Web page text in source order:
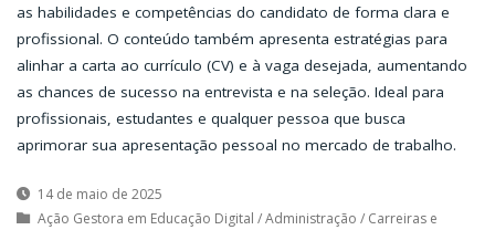
as habilidades e competências do candidato de forma clara e
profissional. O conteúdo também apresenta estratégias para
alinhar a carta ao currículo (CV) e à vaga desejada, aumentando
as chances de sucesso na entrevista e na seleção. Ideal para
profissionais, estudantes e qualquer pessoa que busca
aprimorar sua apresentação pessoal no mercado de trabalho.
14 de maio de 2025
Ação Gestora em Educação Digital /Administração / Carreiras e